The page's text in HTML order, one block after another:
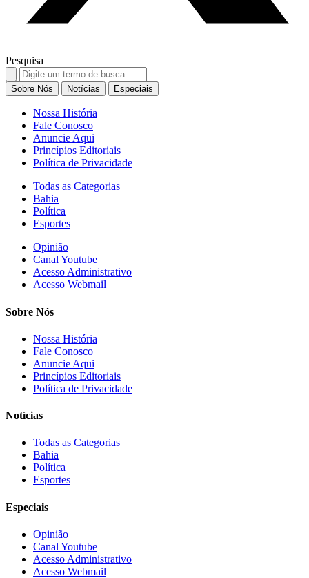
Pesquisa
Search
for:
Sobre Nós Notícias Especiais
Nossa História
Fale Conosco
Anuncie Aqui
Princípios Editoriais
Política de Privacidade
Todas as Categorias
Bahia
Política
Esportes
Opinião
Canal Youtube
Acesso Administrativo
Acesso Webmail
Sobre Nós
Nossa História
Fale Conosco
Anuncie Aqui
Princípios Editoriais
Política de Privacidade
Notícias
Todas as Categorias
Bahia
Política
Esportes
Especiais
Opinião
Canal Youtube
Acesso Administrativo
Acesso Webmail